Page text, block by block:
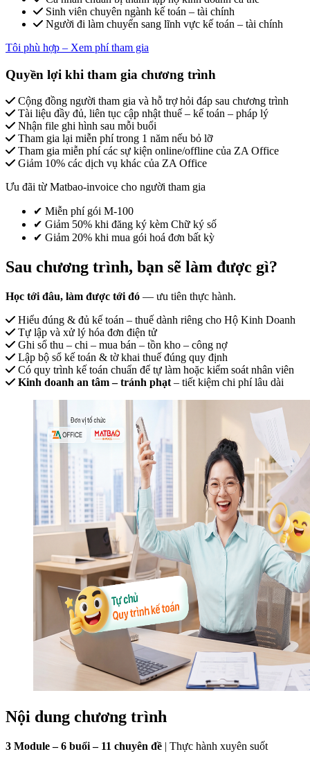
Sinh viên chuyên ngành kế toán – tài chính
Người đi làm chuyển sang lĩnh vực kế toán – tài chính
Tôi phù hợp – Xem phí tham gia
Quyền lợi khi tham gia chương trình
Cộng đồng người tham gia và hỗ trợ hỏi đáp sau chương trình
Tài liệu đầy đủ, liên tục cập nhật thuế – kế toán – pháp lý
Nhận file ghi hình sau mỗi buổi
Tham gia lại miễn phí trong 1 năm nếu bỏ lỡ
Tham gia miễn phí các sự kiện online/offline của ZA Office
Giảm 10% các dịch vụ khác của ZA Office
Ưu đãi từ Matbao-invoice cho người tham gia
✔ Miễn phí gói M-100
✔ Giảm 50% khi đăng ký kèm Chữ ký số
✔ Giảm 20% khi mua gói hoá đơn bất kỳ
Sau chương trình, bạn sẽ làm được gì?
Học tới đâu, làm được tới đó — ưu tiên thực hành.
Hiểu đúng & đủ kế toán – thuế dành riêng cho Hộ Kinh Doanh
Tự lập và xử lý hóa đơn điện tử
Ghi sổ thu – chi – mua bán – tồn kho – công nợ
Lập bộ sổ kế toán & tờ khai thuế đúng quy định
Có quy trình kế toán chuẩn để tự làm hoặc kiểm soát nhân viên
Kinh doanh an tâm – tránh phạt – tiết kiệm chi phí lâu dài
Nội dung chương trình
3 Module – 6 buổi – 11 chuyên đề | Thực hành xuyên suốt